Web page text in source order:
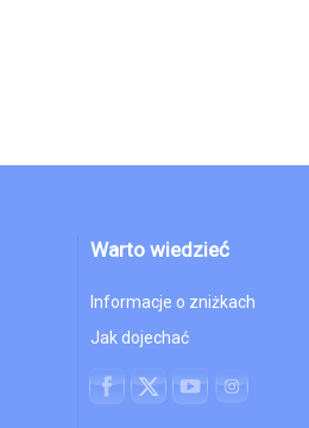
Warto wiedzieć
Informacje o zniżkach
Jak dojechać